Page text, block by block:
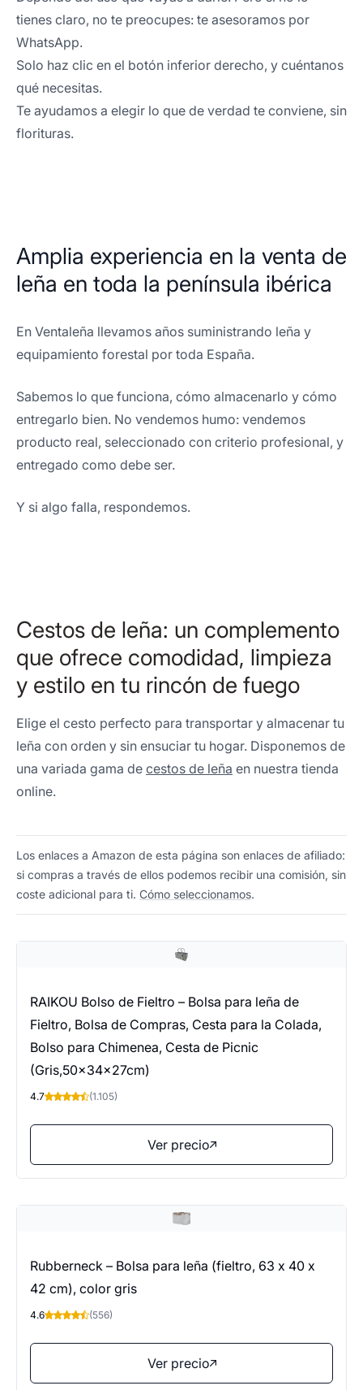
tienes claro, no te preocupes: te asesoramos por
WhatsApp.
Solo haz clic en el botón inferior derecho, y cuéntanos
qué necesitas.
Te ayudamos a elegir lo que de verdad te conviene, sin
florituras.
Amplia experiencia en la venta de
leña en toda la península ibérica
En Ventaleña llevamos años suministrando leña y
equipamiento forestal por toda España.
Sabemos lo que funciona, cómo almacenarlo y cómo
entregarlo bien. No vendemos humo: vendemos
producto real, seleccionado con criterio profesional, y
entregado como debe ser.
Y si algo falla, respondemos.
Cestos de leña: un complemento
que ofrece comodidad, limpieza
y estilo en tu rincón de fuego
Elige el cesto perfecto para transportar y almacenar tu
leña con orden y sin ensuciar tu hogar. Disponemos de
una variada gama de cestos de leña en nuestra tienda
online.
Los enlaces a Amazon de esta página son enlaces de afiliado:
si compras a través de ellos podemos recibir una comisión, sin
coste adicional para ti. Cómo seleccionamos.
RAIKOU Bolso de Fieltro – Bolsa para leña de
Fieltro, Bolsa de Compras, Cesta para la Colada,
Bolso para Chimenea, Cesta de Picnic
(Gris,50x34x27cm)
4.7 (1.105)
Ver precio
Rubberneck – Bolsa para leña (fieltro, 63 x 40 x
42 cm), color gris
4.6 (556)
Ver precio